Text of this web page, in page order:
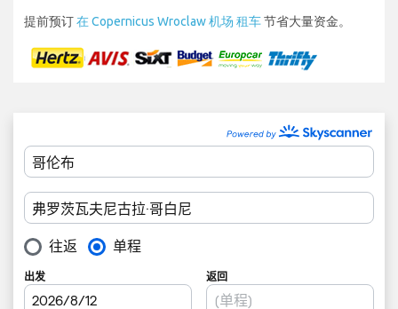
提前预订在 Copernicus Wroclaw 机场 租车节省大量资金。